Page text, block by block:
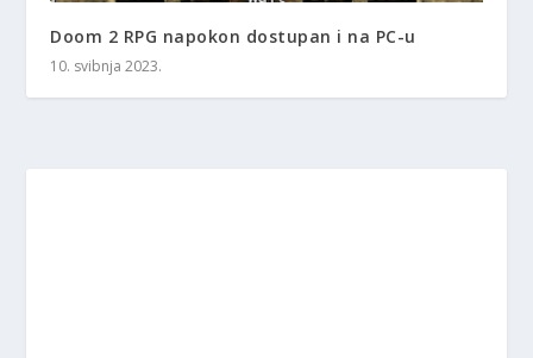
Doom 2 RPG napokon dostupan i na PC-u
10. svibnja 2023.